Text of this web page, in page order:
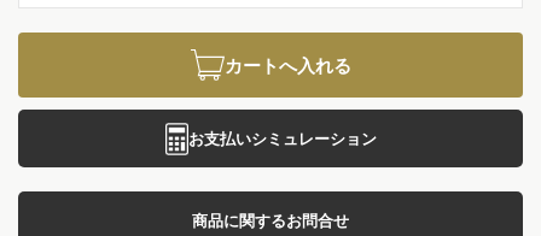
カートへ入れる
お支払いシミュレーション
商品に関するお問合せ